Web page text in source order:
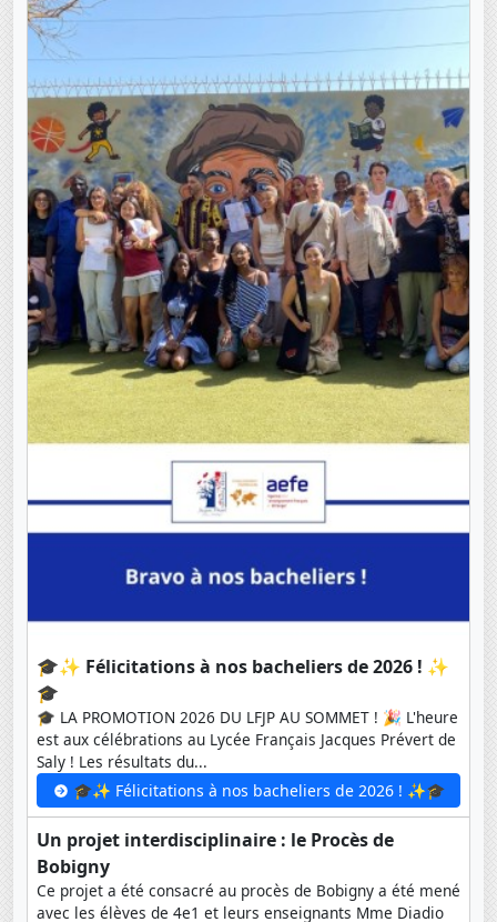
🎓✨ Félicitations à nos bacheliers de 2026 ! ✨
🎓
🎓 LA PROMOTION 2026 DU LFJP AU SOMMET ! 🎉 L'heure
est aux célébrations au Lycée Français Jacques Prévert de
Saly ! Les résultats du...
🎓✨ Félicitations à nos bacheliers de 2026 ! ✨🎓
Un projet interdisciplinaire : le Procès de
Bobigny
Ce projet a été consacré au procès de Bobigny a été mené
avec les élèves de 4e1 et leurs enseignants Mme Diadio